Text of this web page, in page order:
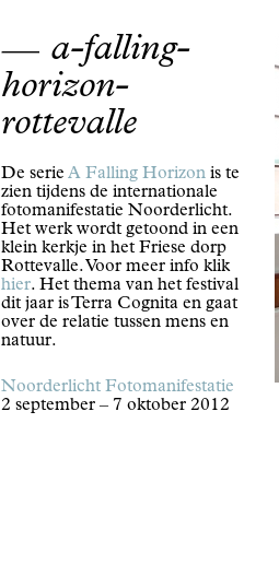
a-falling-
horizon-
rottevalle
De serie A Falling Horizon is te
zien tijdens de internationale
fotomanifestatie Noorderlicht.
Het werk wordt getoond in een
klein kerkje in het Friese dorp
Rottevalle. Voor meer info klik
hier. Het thema van het festival
dit jaar is Terra Cognita en gaat
over de relatie tussen mens en
natuur.
Noorderlicht Fotomanifestatie
2 september – 7 oktober 2012